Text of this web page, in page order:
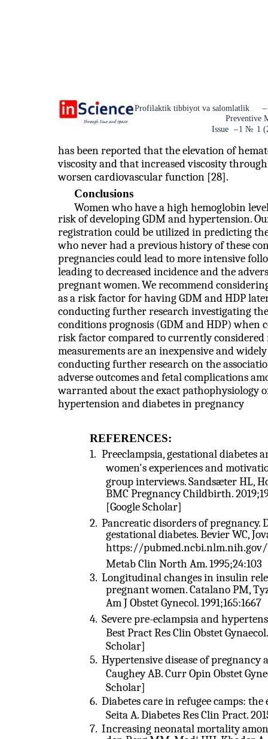
Profilaktik tibbiyot va salomlatlik
–
Preventive
Issue –1 № 1
has been reported that the elevation of
viscosity and that increased viscosity
worsen cardiovascular function [28].
Conclusions
Women who have a high hemoglobin
risk of developing GDM and hypertension.
registration could be utilized in predicting
who never had a previous history of these
pregnancies could lead to more intensive
leading to decreased incidence and the
pregnant women. We recommend
as a risk factor for having GDM and HDP
conducting further research investigating
conditions prognosis (GDM and HDP) when
risk factor compared to currently
measurements are an inexpensive and
conducting further research on the
adverse outcomes and fetal complications
warranted about the exact pathophysiology
hypertension and diabetes in pregnancy
REFERENCES:
1. Preeclampsia, gestational diabetes
women's experiences and
group interviews. Sandsæter HL,
BMC Pregnancy Childbirth.
[Google Scholar]
2. Pancreatic disorders of pregnancy.
gestational diabetes. Bevier WC,
https://pubmed.ncbi.nlm.nih.gov/
Metab Clin North Am. 1995;24:103
3. Longitudinal changes in insulin
pregnant women. Catalano PM,
Am J Obstet Gynecol. 1991;165:1667
4. Severe pre-eclampsia and
Best Pract Res Clin Obstet
Scholar]
5. Hypertensive disease of pregnancy
Caughey AB. Curr Opin Obstet
Scholar]
6. Diabetes care in refugee camps:
Seita A. Diabetes Res Clin Pract.
7. Increasing neonatal mortality